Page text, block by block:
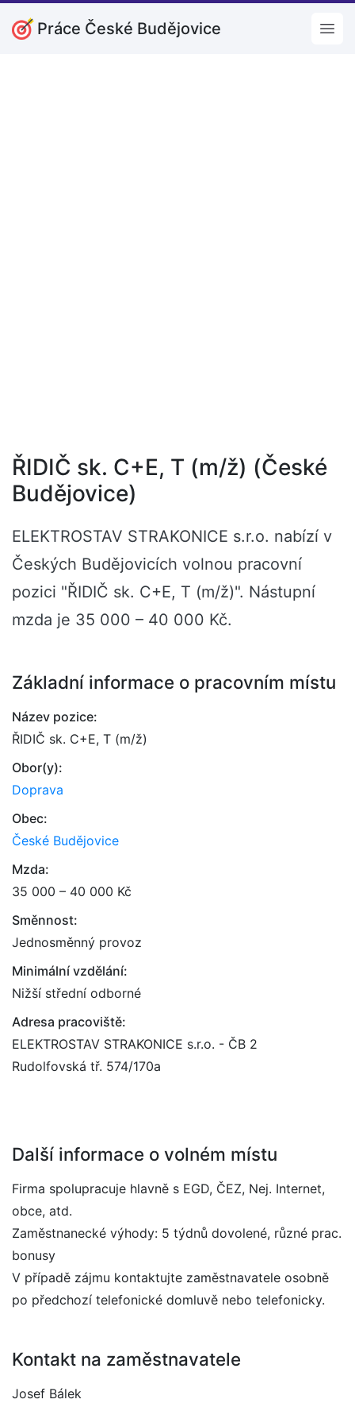
Práce České Budějovice
ŘIDIČ sk. C+E, T (m/ž) (České
Budějovice)
ELEKTROSTAV STRAKONICE s.r.o. nabízí v
Českých Budějovicích volnou pracovní
pozici "ŘIDIČ sk. C+E, T (m/ž)". Nástupní
mzda je 35 000 – 40 000 Kč.
Základní informace o pracovním místu
Název pozice:
ŘIDIČ sk. C+E, T (m/ž)
Obor(y):
Doprava
Obec:
České Budějovice
Mzda:
35 000 – 40 000 Kč
Směnnost:
Jednosměnný provoz
Minimální vzdělání:
Nižší střední odborné
Adresa pracoviště:
ELEKTROSTAV STRAKONICE s.r.o. - ČB 2
Rudolfovská tř. 574/170a
Další informace o volném místu
Firma spolupracuje hlavně s EGD, ČEZ, Nej. Internet,
obce, atd.
Zaměstnanecké výhody: 5 týdnů dovolené, různé prac.
bonusy
V případě zájmu kontaktujte zaměstnavatele osobně
po předchozí telefonické domluvě nebo telefonicky.
Kontakt na zaměstnavatele
Josef Bálek